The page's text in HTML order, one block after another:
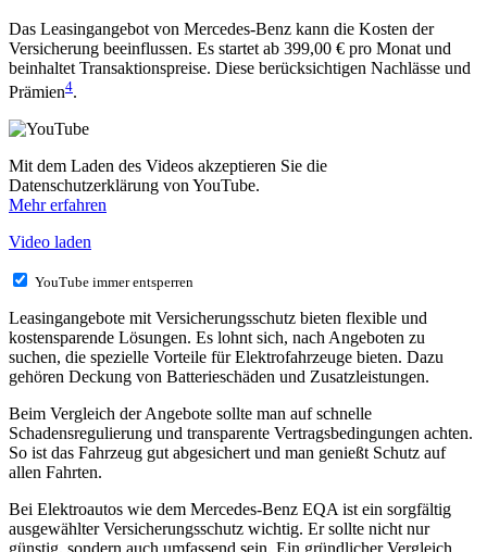
Das Leasingangebot von Mercedes-Benz kann die Kosten der
Versicherung beeinflussen. Es startet ab 399,00 € pro Monat und
beinhaltet Transaktionspreise. Diese berücksichtigen Nachlässe und
Prämien4.
Mit dem Laden des Videos akzeptieren Sie die
Datenschutzerklärung von YouTube.
Mehr erfahren
Video laden
YouTube immer entsperren
Leasingangebote mit Versicherungsschutz bieten flexible und
kostensparende Lösungen. Es lohnt sich, nach Angeboten zu
suchen, die spezielle Vorteile für Elektrofahrzeuge bieten. Dazu
gehören Deckung von Batterieschäden und Zusatzleistungen.
Beim Vergleich der Angebote sollte man auf schnelle
Schadensregulierung und transparente Vertragsbedingungen achten.
So ist das Fahrzeug gut abgesichert und man genießt Schutz auf
allen Fahrten.
Bei Elektroautos wie dem Mercedes-Benz EQA ist ein sorgfältig
ausgewählter Versicherungsschutz wichtig. Er sollte nicht nur